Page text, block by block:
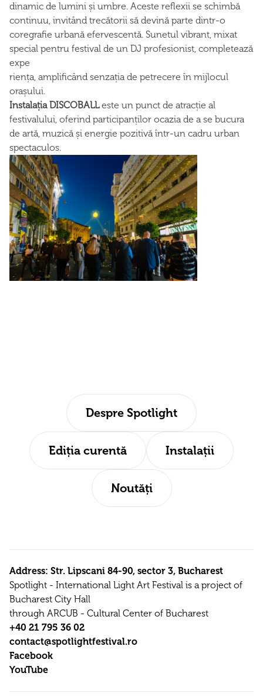
dinamic de lumini și umbre. Aceste reflexii se schimbă
continuu, invitând trecătorii să devină parte dintr-o
coregrafie urbană efervescentă. Sunetul vibrant, mixat
special pentru festival de un DJ profesionist, completează
expe
riența, amplificând senzația de petrecere în mijlocul
orașului.
Instalația DISCOBALLeste un punct de atracție al
festivalului, oferind participanților ocazia de a se bucura
de artă, muzică și energie pozitivă într-un cadru urban
spectaculos.
Despre Spotlight
Ediția curentă Instalații
Noutăți
Address: Str. Lipscani 84-90, sector 3, Bucharest
Spotlight - International Light Art Festival is a project of
Bucharest City Hall
through ARCUB - Cultural Center of Bucharest
+40 21 795 36 02
contact@spotlightfestival.ro
Facebook
YouTube